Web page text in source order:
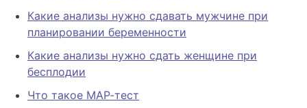
Какие анализы нужно сдавать мужчине при
планировании беременности
Какие анализы нужно сдать женщине при
бесплодии
Что такое МАР-тест